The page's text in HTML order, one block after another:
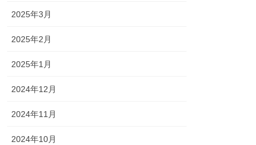
2025年3月
2025年2月
2025年1月
2024年12月
2024年11月
2024年10月